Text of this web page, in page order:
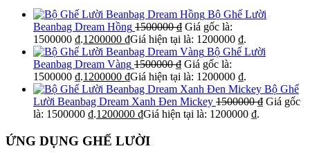
Bộ Ghế Lười
Beanbag Dream Hồng 1500000₫ Giá gốc là:
1500000 ₫.1200000 ₫Giá hiện tại là: 1200000 ₫.
Bộ Ghế Lười
Beanbag Dream Vàng 1500000₫ Giá gốc là:
1500000 ₫.1200000 ₫Giá hiện tại là: 1200000 ₫.
Bộ Ghế
Lười Beanbag Dream Xanh Đen Mickey 1500000₫ Giá gốc
là: 1500000 ₫.1200000 ₫Giá hiện tại là: 1200000 ₫.
ỨNG DỤNG GHẾ LƯỜI